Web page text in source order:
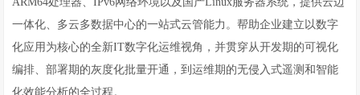
一体化、多云多数据中心的一站式云管能力。帮助企业建立以数字
化应用为核心的全新IT数字化运维视角，并贯穿从开发期的可视化
编排、部署期的灰度化批量开通，到运维期的无侵入式遥测和智能
化效能分析的全过程。